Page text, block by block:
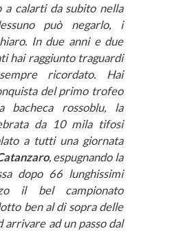
a calarti da subito nella
può negarlo, i
In due anni e due
hai raggiunto traguardi
ricordato. Hai
del primo trofeo
bacheca rossoblu, la
da 10 mila tifosi
a tutti una giornata
, espugnando la
dopo 66 lunghissimi
il bel campionato
ben al di sopra delle
arrivare ad un passo dal